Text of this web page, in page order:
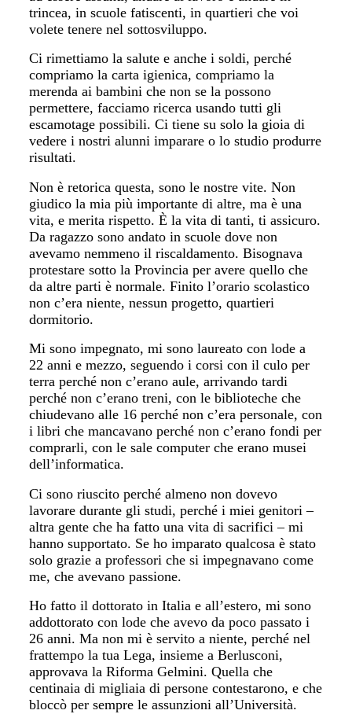
trincea, in scuole fatiscenti, in quartieri che voi
volete tenere nel sottosviluppo.
Ci rimettiamo la salute e anche i soldi, perché
compriamo la carta igienica, compriamo la
merenda ai bambini che non se la possono
permettere, facciamo ricerca usando tutti gli
escamotage possibili. Ci tiene su solo la gioia di
vedere i nostri alunni imparare o lo studio produrre
risultati.
Non è retorica questa, sono le nostre vite. Non
giudico la mia più importante di altre, ma è una
vita, e merita rispetto. È la vita di tanti, ti assicuro.
Da ragazzo sono andato in scuole dove non
avevamo nemmeno il riscaldamento. Bisognava
protestare sotto la Provincia per avere quello che
da altre parti è normale. Finito l’orario scolastico
non c’era niente, nessun progetto, quartieri
dormitorio.
Mi sono impegnato, mi sono laureato con lode a
22 anni e mezzo, seguendo i corsi con il culo per
terra perché non c’erano aule, arrivando tardi
perché non c’erano treni, con le biblioteche che
chiudevano alle 16 perché non c’era personale, con
i libri che mancavano perché non c’erano fondi per
comprarli, con le sale computer che erano musei
dell’informatica.
Ci sono riuscito perché almeno non dovevo
lavorare durante gli studi, perché i miei genitori –
altra gente che ha fatto una vita di sacrifici – mi
hanno supportato. Se ho imparato qualcosa è stato
solo grazie a professori che si impegnavano come
me, che avevano passione.
Ho fatto il dottorato in Italia e all’estero, mi sono
addottorato con lode che avevo da poco passato i
26 anni. Ma non mi è servito a niente, perché nel
frattempo la tua Lega, insieme a Berlusconi,
approvava la Riforma Gelmini. Quella che
centinaia di migliaia di persone contestarono, e che
bloccò per sempre le assunzioni all’Università.